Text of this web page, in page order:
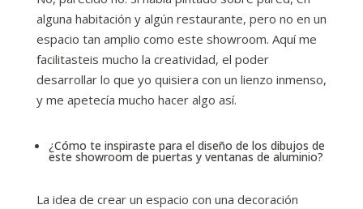
alguna habitación y algún restaurante, pero no en un
espacio tan amplio como este showroom. Aquí me
facilitasteis mucho la creatividad, el poder
desarrollar lo que yo quisiera con un lienzo inmenso,
y me apetecía mucho hacer algo así.
¿Cómo te inspiraste para el diseño de los dibujos de
este showroom de puertas y ventanas de aluminio?
La idea de crear un espacio con una decoración